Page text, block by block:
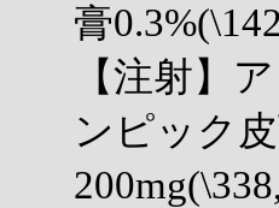
膏
【注射】
ンピック